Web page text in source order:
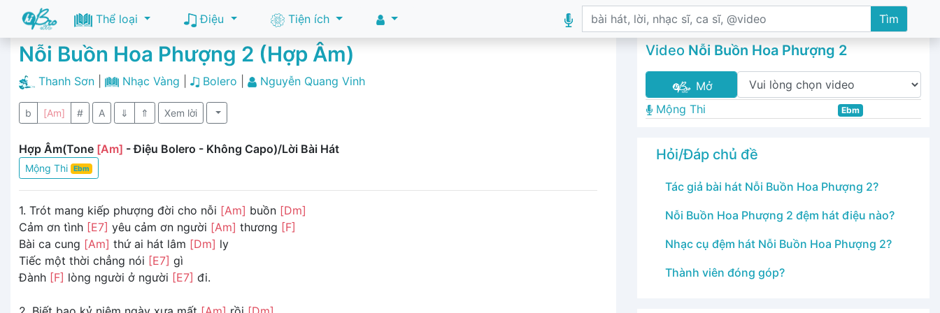
Thể loại Điệu Tiện ích Tìm
Nỗi Buồn Hoa Phượng 2 (Hợp Âm)
Thanh Sơn Nhạc Vàng Bolero Nguyễn Quang Vinh
b [Am] # A ⇓ ⇑ Xem lời
Hợp Âm(Tone [Am] - Điệu Bolero - Không Capo)/Lời Bài Hát
Mộng Thi Ebm
1. Trót mang kiếp phượng đời cho nỗi [Am] buồn [Dm]
Cảm ơn tình [E7] yêu cảm ơn người [Am] thương [F]
Bài ca cung [Am] thứ ai hát lâm [Dm] ly
Tiếc một thời chẳng nói [E7] gì
Đành [F] lòng người ở người [E7] đi.
Video Nỗi Buồn Hoa Phượng 2
Mở
Mộng Thi
Ebm
Hỏi/Đáp chủ đề
Tác giả bài hát Nỗi Buồn Hoa Phượng 2?
Nỗi Buồn Hoa Phượng 2 đệm hát điệu nào?
Nhạc cụ đệm hát Nỗi Buồn Hoa Phượng 2?
Thành viên đóng góp?